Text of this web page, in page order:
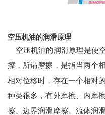
空压机油的润滑原理
空压机油的润滑原理是使
擦，所谓摩擦，是指当两个
相对位移时，存在一个相对
种类很多，有外摩擦、内摩
擦、边界润滑摩擦、流体润